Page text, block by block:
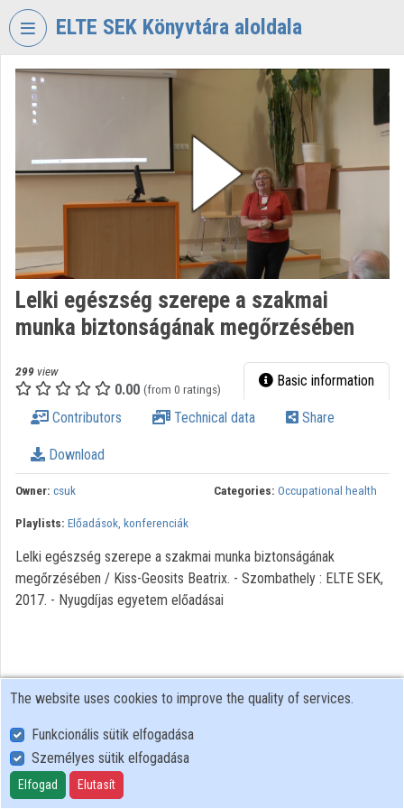
Skip header
ELTE SEK Könyvtára aloldala
VIDEOTORIUM
SAVARIA
Organization home
Log In
Categories
Organization playlists
Organizations
Contributors
Lelki egészség szerepe a szakmai
munka biztonságának megőrzésében
299 view
0.00 (from 0 ratings) Basic information
Contributors Technical data Share
Download
Owner: csuk Categories: Occupational health
Playlists: Előadások, konferenciák
Lelki egészség szerepe a szakmai munka biztonságának
megőrzésében / Kiss-Geosits Beatrix. - Szombathely : ELTE SEK,
2017. - Nyugdíjas egyetem előadásai
User Policy
Adatkezelési tájékoztató (en)
Cookie Policy
The website uses cookies to improve the quality of services.
Funkcionális sütik elfogadása
Személyes sütik elfogadása
Elfogad Elutasít